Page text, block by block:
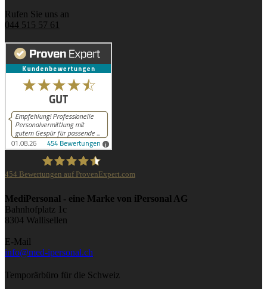
Rufen Sie uns an
044 515 57 61
iPersonal
454 Bewertungen auf ProvenExpert.com
MediPersonal - eine Marke von iPersonal AG
Bahnhofplatz 1c
8304 Wallisellen
E-Mail
info@med-ipersonal.ch
Temporärbüro für die Schweiz